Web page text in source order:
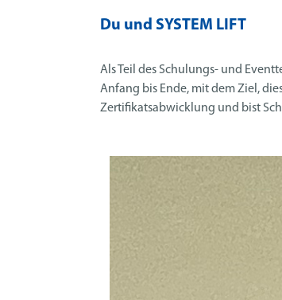
Du und SYSTEM LIFT
Als Teil des Schulungs- und
Anfang bis Ende, mit dem Ziel,
Zertifikatsabwicklung und bist